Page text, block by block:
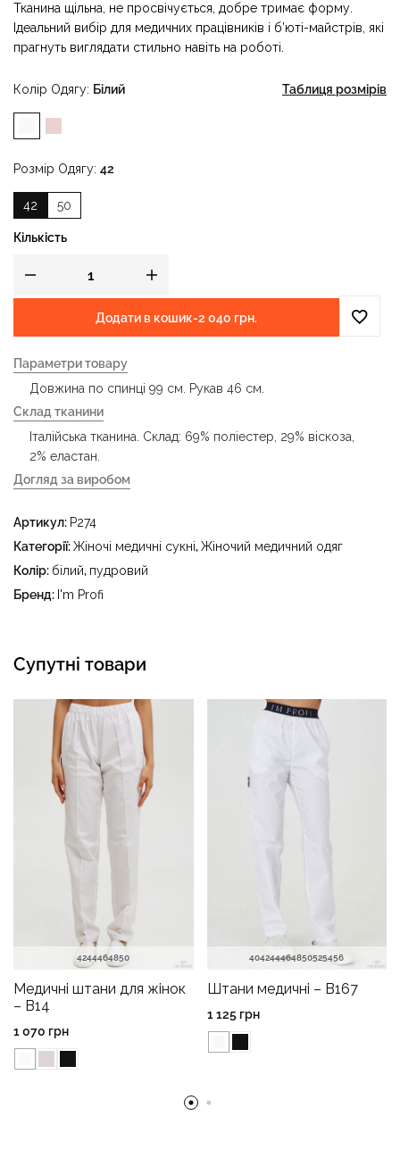
Тканина щільна, не просвічується, добре тримає форму.
Ідеальний вибір для медичних працівників і б’юті-майстрів, які
прагнуть виглядати стильно навіть на роботі.
Колір Одягу Білий
Розмір Одягу 42
42 50
Таблиця розмірів
Кількість
Додати в кошик-2 040 грн.
Параметри товару
Довжина по спинці 99 см. Рукав 46 см.
Склад тканини
Італійська тканина. Склад: 69% поліестер, 29% віскоза,
2% еластан.
Догляд за виробом
прасувати за температури праски до 150 °C - не
відбілювати - суха чистка з використанням
тетрахлоретилену (перхлоретилену) та вуглеводів
температури до 40 °C
Артикул: P274
Категорії:Жіночі медичні сукні,Жіночий медичний одяг
Колір: білий, пудровий
Бренд: I'm Profi
Супутні товари
4244464850
Медичні штани для жінок
– B14
1 070 грн
404244464850525456
Штани медичні – B167
1 125 грн